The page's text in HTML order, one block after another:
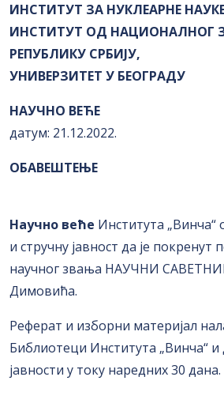
ИНСТИТУТ ЗА НУКЛЕАРНЕ
ИНСТИТУТ ОД НАЦИОНАЛНОГ
РЕПУБЛИКУ СРБИЈУ,
УНИВЕРЗИТЕТ У БЕОГРАДУ
НАУЧНО ВЕЋЕ
датум: 21.12.2022.
OБАВЕШТЕЊЕ
Научно веће Института
и стручну јавност да је покренут
научног звања НАУЧНИ
Димовића.
Реферат и изборни материјал
Библиотеци Института „Винча“ и
јавности у току наредних 30 дана.